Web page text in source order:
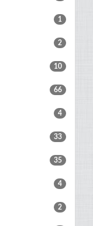
1
2
10
66
4
33
35
4
2